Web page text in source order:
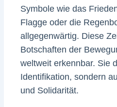
Symbole wie das
Flagge oder die
allgegenwärtig. Diese
Botschaften der
weltweit erkennbar. Sie
Identifikation, sondern
und Solidarität.